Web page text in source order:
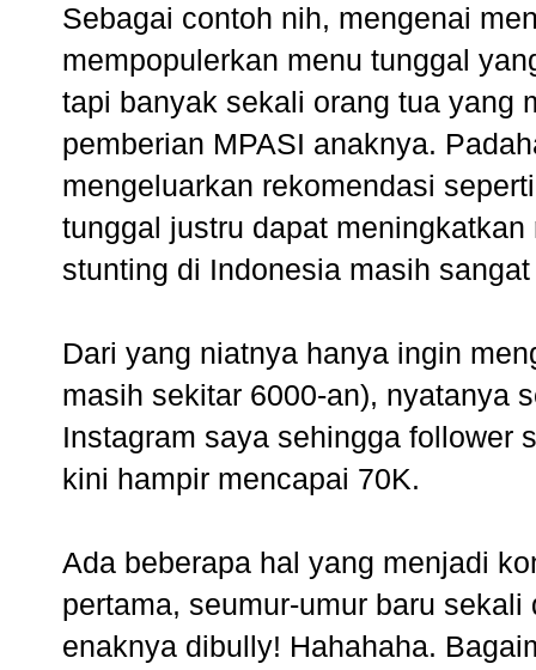
Sebagai contoh nih, mengenai
mempopulerkan menu tunggal
tapi banyak sekali orang tua yang
pemberian MPASI anaknya.
mengeluarkan rekomendasi
tunggal justru dapat
stunting di Indonesia masih
Dari yang niatnya hanya ingin
masih sekitar 6000-an), nyatanya
Instagram saya sehingga follower
kini hampir mencapai 70K.
Ada beberapa hal yang menjadi
pertama, seumur-umur baru
enaknya dibully! Hahahaha.